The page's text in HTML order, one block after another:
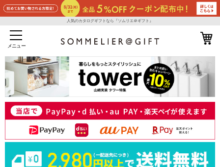
人気のカタログギフトなら『ソムリエ＠ギフト』
メニュー